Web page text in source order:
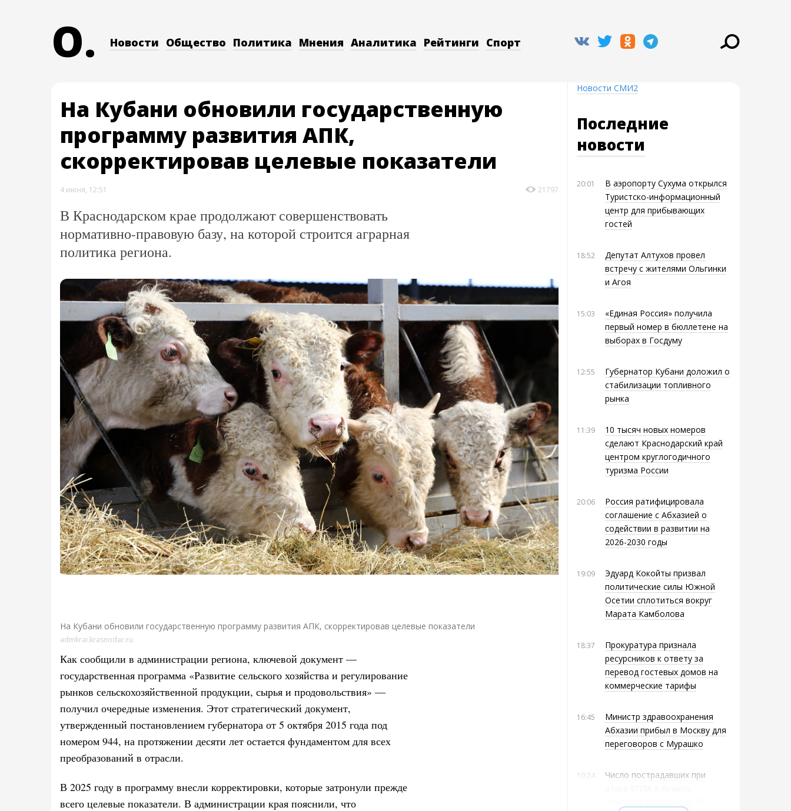
O. Новости Общество Политика Мнения Аналитика Рейтинги Спорт
На Кубани обновили государственную
программу развития АПК,
скорректировав целевые показатели
4 июня, 12:51 21797
В Краснодарском крае продолжают совершенствовать
нормативно-правовую базу, на которой строится аграрная
политика региона.
На Кубани обновили государственную программу развития АПК, скорректировав целевые показатели
admkrai.krasnodar.ru
Как сообщили в администрации региона, ключевой документ —
государственная программа «Развитие сельского хозяйства и регулирование
рынков сельскохозяйственной продукции, сырья и продовольствия» —
получил очередные изменения. Этот стратегический документ,
утвержденный постановлением губернатора от 5 октября 2015 года под
номером 944, на протяжении десяти лет остается фундаментом для всех
преобразований в отрасли.
В 2025 году в программу внесли корректировки, которые затронули прежде
всего целевые показатели. В администрации края пояснили, что
Новости СМИ2
Последние
новости
20:01
В аэропорту Сухума открылся
Туристско-информационный
центр для прибывающих
гостей
18:52
Депутат Алтухов провел
встречу с жителями Ольгинки
и Агоя
15:03
«Единая Россия» получила
первый номер в бюллетене на
выборах в Госдуму
12:55
Губернатор Кубани доложил о
стабилизации топливного
рынка
11:39
10 тысяч новых номеров
сделают Краснодарский край
центром круглогодичного
туризма России
20:06
Россия ратифицировала
соглашение с Абхазией о
содействии в развитии на
2026-2030 годы
19:09
Эдуард Кокойты призвал
политические силы Южной
Осетии сплотиться вокруг
Марата Камболова
18:37
Прокуратура признала
ресурсников к ответу за
перевод гостевых домов на
коммерческие тарифы
16:45
Министр здравоохранения
Абхазии прибыл в Москву для
переговоров с Мурашко
10:24
Число пострадавших при